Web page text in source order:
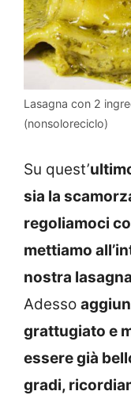
Lasagna con 2
(nonsoloreciclo)
Su quest’
sia la
regoliamoci
mettiamo
nostra
Adesso
grattugiato e
essere già
gradi,